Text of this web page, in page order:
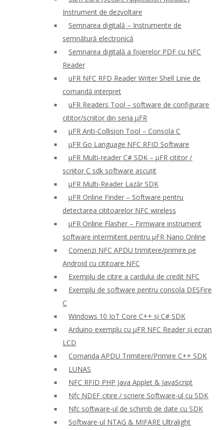
Instrument de dezvoltare
Semnarea digitală – Instrumente de
semnătură electronică
Semnarea digitală a fișierelor PDF cu NFC
Reader
uFR NFC RFD Reader Writer Shell Linie de
comandă interpret
uFR Readers Tool – software de configurare
cititor/scriitor din seria μFR
μFR Anti-Collision Tool – Consola C
μFR Go Language NFC RFID Software
μFR Multi-reader C# SDK – μFR cititor /
scriitor C sdk software ascuțit
μFR Multi-Reader Lazăr SDK
μFR Online Finder – Software pentru
detectarea cititoarelor NFC wireless
μFR Online Flasher – Firmware instrument
software intermitent pentru μFR Nano Online
Comenzi NFC APDU trimitere/primire pe
Android cu cititoare NFC
Exemplu de citire a cardului de credit NFC
Exemplu de software pentru consola DESFire
C
Windows 10 IoT Core C++ și C# SDK
Arduino exemplu cu μFR NFC Reader și ecran
LCD
Comanda APDU Trimitere/Primire C++ SDK
LUNAS
NFC RFID PHP Java Applet & JavaScript
Nfc NDEF citire / scriere Software-ul cu SDK
Nfc software-ul de schimb de date cu SDK
Software-ul NTAG & MIFARE Ultralight